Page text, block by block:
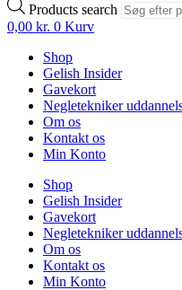
Products search
0,00 kr. 0 Kurv
Shop
Gelish Insider
Gavekort
Negletekniker
Om os
Kontakt os
Min Konto
Shop
Gelish Insider
Gavekort
Negletekniker
Om os
Kontakt os
Min Konto